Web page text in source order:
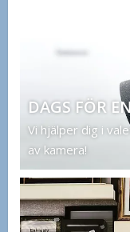
DAGS FÖR
Vi hjälper dig i
av kamera!